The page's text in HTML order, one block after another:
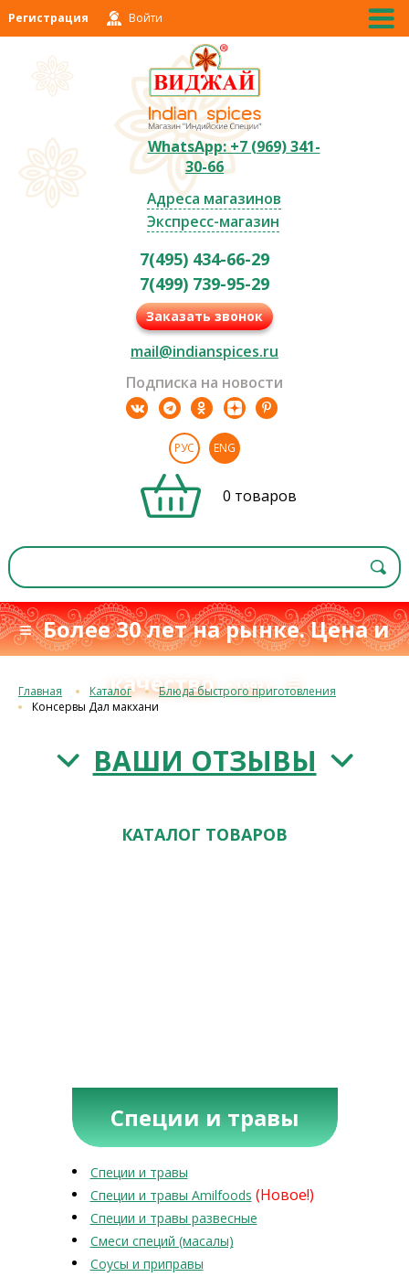
Регистрация Войти
WhatsApp: +7 (969) 341-
30-66
Адреса магазинов
Экспресс-магазин
7(495) 434-66-29
7(499) 739-95-29
Заказать звонок
mail@indianspices.ru
Подписка на новости
РУС ENG
0 товаров
≡ Более 30 лет на рынке. Цена и
качествос 1993 г.≡
Главная Каталог
Блюда быстрого приготовления
Консервы Дал макхани
ВАШИ ОТЗЫВЫ
КАТАЛОГ ТОВАРОВ
Специи и травы
Специи и травы
Специи и травы Amilfoods (Новое!)
Специи и травы развесные
Смеси специй (масалы)
Соусы и приправы